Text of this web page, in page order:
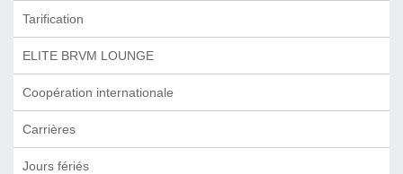
Tarification
ELITE BRVM LOUNGE
Coopération internationale
Carrières
Jours fériés